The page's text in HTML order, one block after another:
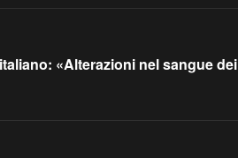
«Alterazioni nel sangue dei